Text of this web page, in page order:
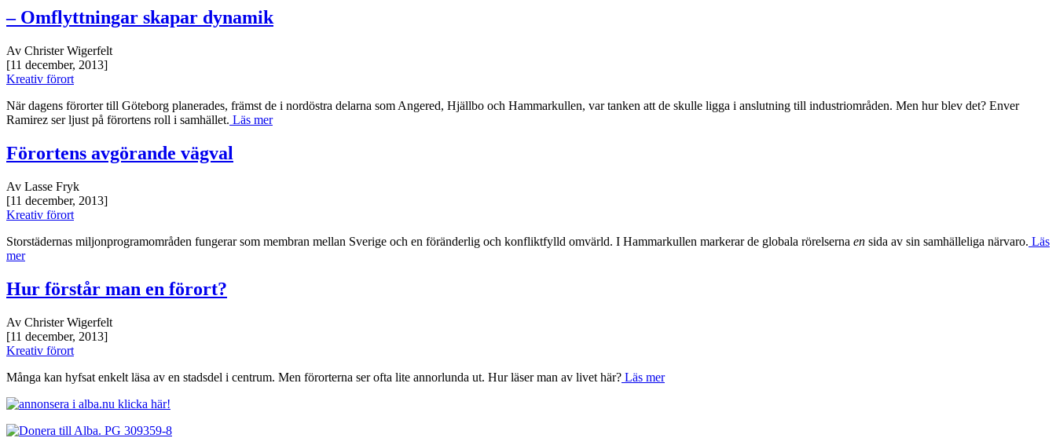
– Omflyttningar skapar dynamik
Av Christer Wigerfelt
[11 december, 2013]
Kreativ förort
När dagens förorter till Göteborg planerades, främst de i nordöstra delarna som Angered, Hjällbo och Hammarkullen, var tanken att de skulle ligga i anslutning till industriområden. Men hur blev det? Enver
Ramirez ser ljust på förortens roll i samhället. Läs mer
Förortens avgörande vägval
Av Lasse Fryk
[11 december, 2013]
Kreativ förort
Storstädernas miljonprogramområden fungerar som membran mellan Sverige och en föränderlig och konfliktfylld omvärld. I Hammarkullen markerar de globala rörelserna en sida av sin samhälleliga närvaro. Läs
mer
Hur förstår man en förort?
Av Christer Wigerfelt
[11 december, 2013]
Kreativ förort
Många kan hyfsat enkelt läsa av en stadsdel i centrum. Men förorterna ser ofta lite annorlunda ut. Hur läser man av livet här? Läs mer